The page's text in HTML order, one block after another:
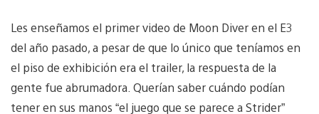
Les enseñamos el primer video de Moon Diver en el E3
del año pasado, a pesar de que lo único que teníamos en
el piso de exhibición era el trailer, la respuesta de la
gente fue abrumadora. Querían saber cuándo podían
tener en sus manos “el juego que se parece a Strider”